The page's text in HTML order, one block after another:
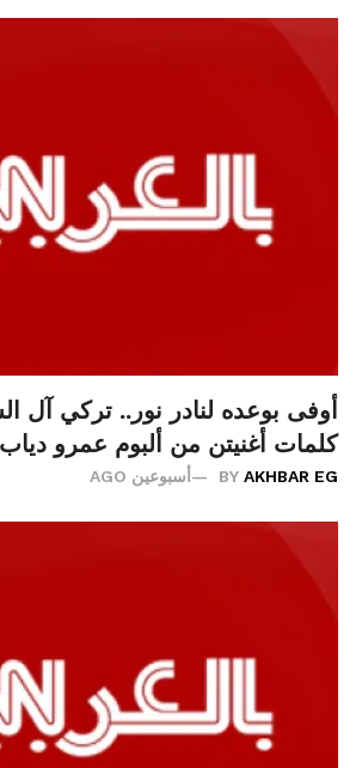
أوفى بوعده لنادر نور.. تركي آل
كلمات أغنيتن من ألبوم عمرو
BY AKHBAR EG أسبوعين AGO